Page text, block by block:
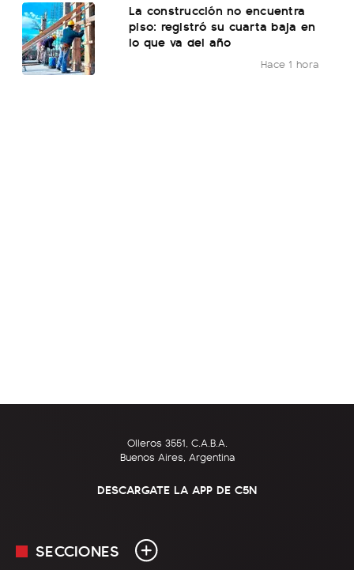
La construcción no encuentra
piso: registró su cuarta baja en
lo que va del año
Hace 1 hora
Olleros 3551, C.A.B.A.
Buenos Aires, Argentina
DESCARGATE LA APP DE C5N
SECCIONES